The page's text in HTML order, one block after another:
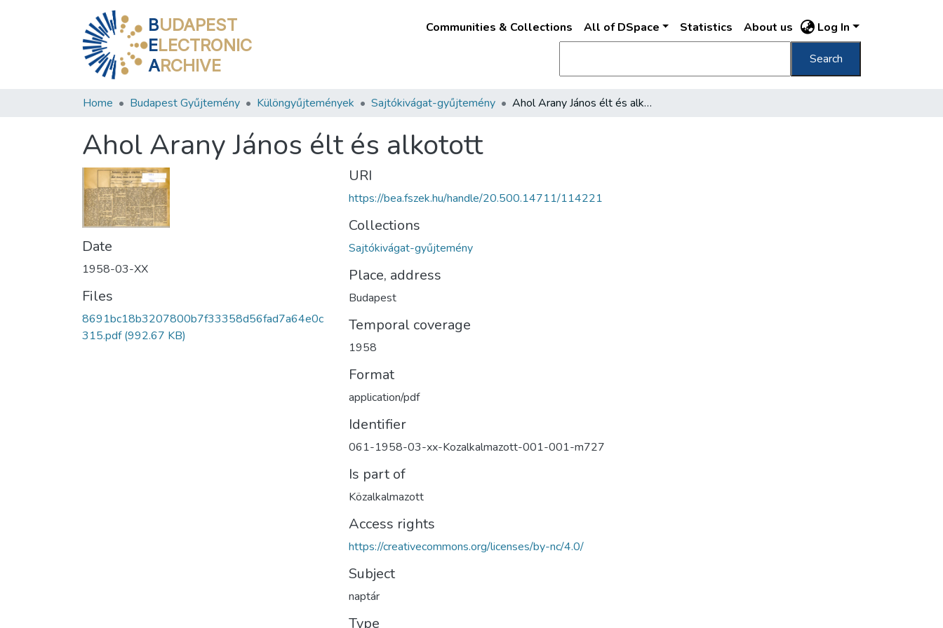
BUDAPEST
ELECTRONIC
ARCHIVE
Communities & Collections All of DSpace Statistics About us Log In
Search
Home Budapest Gyűjtemény Különgyűjtemények Sajtókivágat-gyűjtemény Ahol Arany János élt és alkotott
Ahol Arany János élt és alkotott
Date
1958-03-XX
Files
8691bc18b3207800b7f33358d56fad7a64e0c
315.pdf(992.67 KB)
URI
https://bea.fszek.hu/handle/20.500.14711/114221
Collections
Sajtókivágat-gyűjtemény
Place, address
Budapest
Temporal coverage
1958
Format
application/pdf
Identifier
061-1958-03-xx-Kozalkalmazott-001-001-m727
Is part of
Közalkalmazott
Access rights
https://creativecommons.org/licenses/by-nc/4.0/
Subject
naptár
Type